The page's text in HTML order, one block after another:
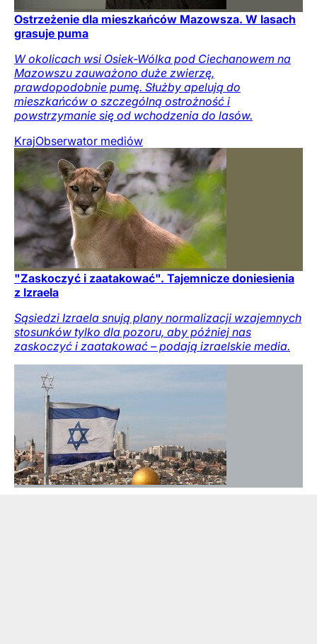
Ostrzeżenie dla mieszkańców Mazowsza. W lasach
grasuje puma
W okolicach wsi Osiek-Wólka pod Ciechanowem na
Mazowszu zauważono duże zwierzę,
prawdopodobnie pumę. Służby apelują do
mieszkańców o szczególną ostrożność i
powstrzymanie się od wchodzenia do lasów.
KrajObserwator mediów
"Zaskoczyć i zaatakować". Tajemnicze doniesienia
z Izraela
Sąsiedzi Izraela snują plany normalizacji wzajemnych
stosunków tylko dla pozoru, aby później nas
zaskoczyć i zaatakować – podają izraelskie media.